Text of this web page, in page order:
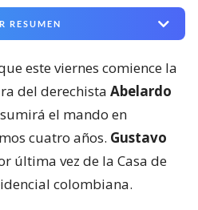
RESUMEN
este viernes comience la
del derechista Abelardo
el mando en
cuatro años. Gustavo
última vez de la Casa de
colombiana.